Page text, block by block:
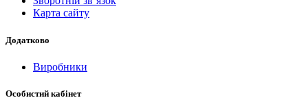
Карта сайту
Додатково
Виробники
Особистий кабінет